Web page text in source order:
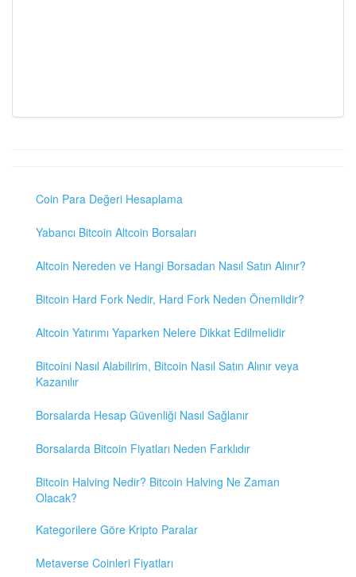
Coin Para Değeri Hesaplama
Yabancı Bitcoin Altcoin Borsaları
Altcoin Nereden ve Hangi Borsadan Nasıl Satın Alınır?
Bitcoin Hard Fork Nedir, Hard Fork Neden Önemlidir?
Altcoin Yatırımı Yaparken Nelere Dikkat Edilmelidir
Bitcoini Nasıl Alabilirim, Bitcoin Nasıl Satın Alınır veya
Kazanılır
Borsalarda Hesap Güvenliği Nasıl Sağlanır
Borsalarda Bitcoin Fiyatları Neden Farklıdır
Bitcoin Halving Nedir? Bitcoin Halving Ne Zaman
Olacak?
Kategorilere Göre Kripto Paralar
Metaverse Coinleri Fiyatları